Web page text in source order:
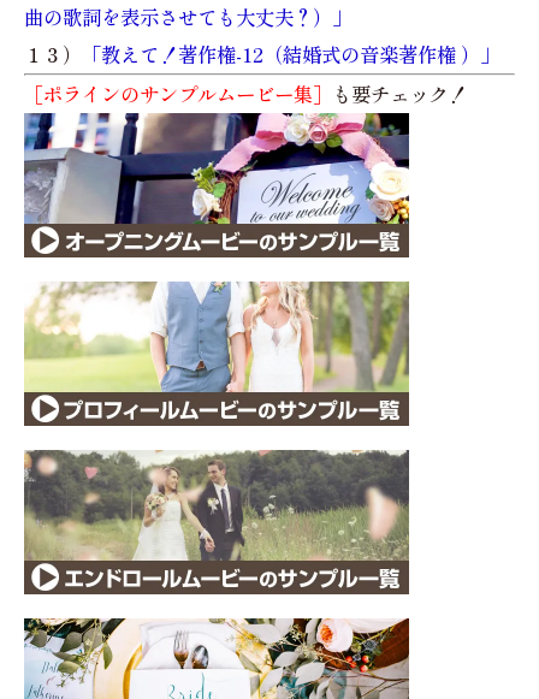
曲の歌詞を表示させても大丈夫？）」
１３）
「教えて！著作権-12（結婚式の音楽著作権 ）」
［ポラインのサンプルムービー集］ も要チェック！